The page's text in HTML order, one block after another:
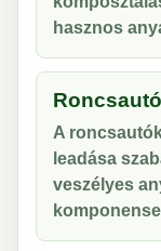
hasznos
A
leadása
veszélyes